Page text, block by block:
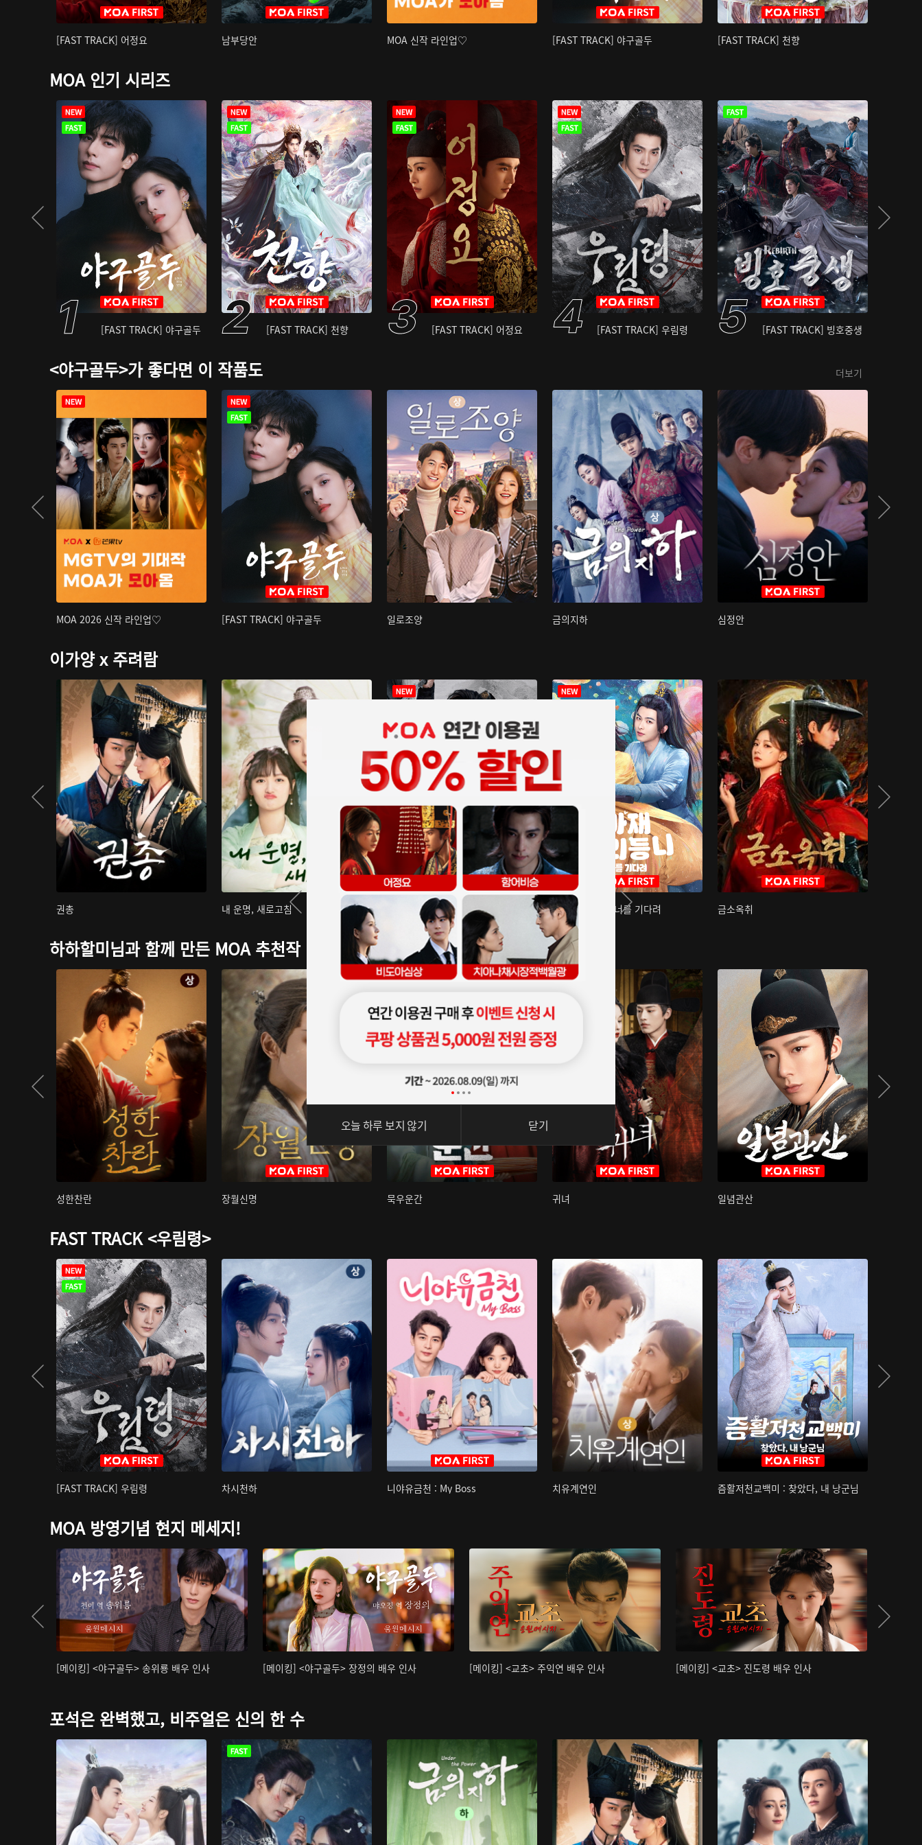
[FAST TRACK] 어정요 남부당안 MOA 신작 라인업♡ [FAST TRACK] 야구골두 [FAST TRACK] 천향
MOA 인기 시리즈
[FAST TRACK] 야구골두 [FAST TRACK] 천향 [FAST TRACK] 어정요 [FAST TRACK] 우림령 [FAST TRACK] 빙호중생
<야구골두>가 좋다면 이 작품도 더보기
MOA 2026 신작 라인업♡ [FAST TRACK] 야구골두 일로조양 금의지하 심정안
이가양 x 주려람
권총 내 운명, 새로고침 아재저리등니 : 너를 기다려 금소옥취
하하할미님과 함께 만든 MOA 추천작
성한찬란 장월신명 묵우운간 귀녀 일념관산
FAST TRACK <우림령>
[FAST TRACK] 우림령 차시천하 니야유금천 : My Boss 치유계연인 즘활저천교백미 : 찾았다, 내 낭군님
MOA 방영기념 현지 메세지!
[메이킹] <야구골두> 송위룡 배우 인사 [메이킹] <야구골두> 장정의 배우 인사 [메이킹] <교초> 주익연 배우 인사 [메이킹] <교초> 진도령 배우 인사
포석은 완벽했고, 비주얼은 신의 한 수
오늘 하루 보지 않기 닫기